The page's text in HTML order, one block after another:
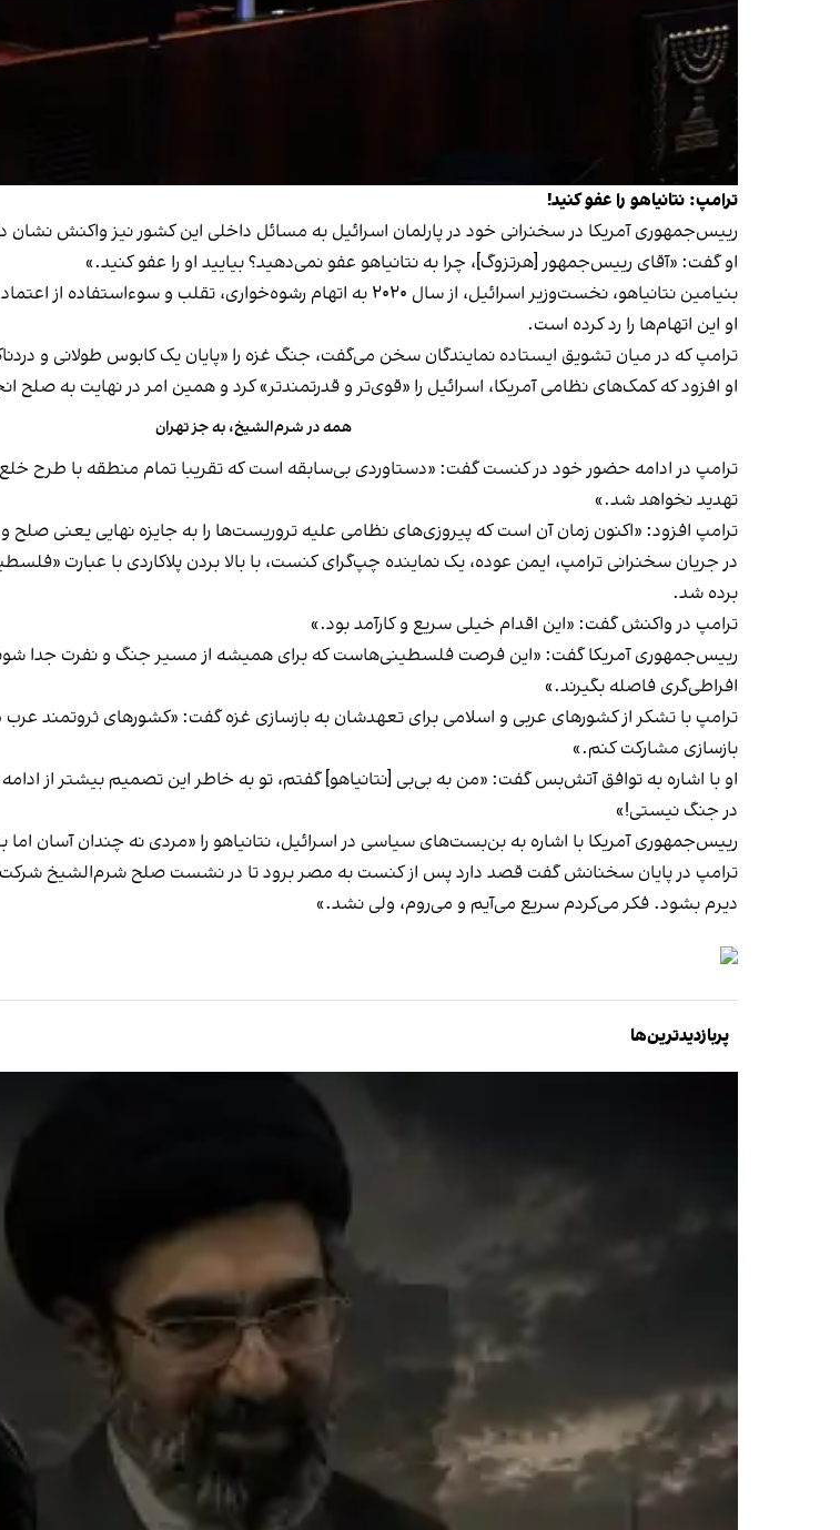
ترامپ: نتانیاهو را عفو کنید!
رییس‌جمهوری آمریکا در سخنرانی خود در پارلمان اسرائیل به مسائل داخلی این کشور نیز واکنش نشان
او گفت: «آقای رییس‌جمهور [هرتزوگ]، چرا به نتانیاهو عفو نمی‌دهید؟ بیایید او را عفو کنید.»
بنیامین نتانیاهو، نخست‌وزیر اسرائیل، از سال ۲۰۲۰ به اتهام رشوه‌خواری، تقلب و سوءاستفاده از اعتماد عمومی، در سه پرونده جداگانه محاکمه می‌شود.
او این اتهام‌ها را رد کرده است.
ترامپ که در میان تشویق ایستاده نمایندگان سخن می‌گفت، جنگ غزه را «پایان یک کابوس طولانی و
او افزود که کمک‌های نظامی آمریکا، اسرائیل را «قوی‌تر و قدرتمندتر» کرد و همین امر در نهایت به صلح
همه در شرم‌الشیخ، به جز تهران
ترامپ در ادامه حضور خود در کنست گفت: «دستاوردی بی‌سابقه است که تقریبا تمام منطقه با طرح
تهدید نخواهد شد.»
ترامپ افزود: «اکنون زمان آن است که پیروزی‌های نظامی علیه تروریست‌ها را به جایزه نهایی یعنی صلح
در جریان سخنرانی ترامپ، ایمن عوده، یک نماینده چپ‌گرای کنست، با بالا بردن پلاکاردی با عبارت
برده شد.
ترامپ در واکنش گفت: «این اقدام خیلی سریع و کارآمد بود.»
رییس‌جمهوری آمریکا گفت: «این فرصت فلسطینی‌هاست که برای همیشه از مسیر جنگ و نفرت جدا
افراطی‌گری فاصله بگیرند.»
ترامپ با تشکر از کشورهای عربی و اسلامی برای تعهدشان به بازسازی غزه گفت: «کشورهای ثروتمند
بازسازی مشارکت کنم.»
او با اشاره به توافق آتش‌بس گفت: «من به بی‌بی [نتانیاهو] گفتم، تو به خاطر این تصمیم بیشتر از
در جنگ نیستی!»
رییس‌جمهوری آمریکا با اشاره به بن‌بست‌های سیاسی در اسرائیل، نتانیاهو را «مردی نه چندان آسان
ترامپ در پایان سخنانش گفت قصد دارد پس از کنست به مصر برود تا در نشست صلح شرم‌الشیخ
دیرم بشود. فکر می‌کردم سریع می‌آیم و می‌روم، ولی نشد.»
پربازدیدترین‌ها